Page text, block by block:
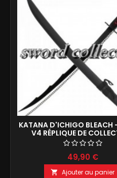
KATANA D'ICHIGO BLEACH
V4 RÉPLIQUE DE
49,90 €
 Ajouter au panier